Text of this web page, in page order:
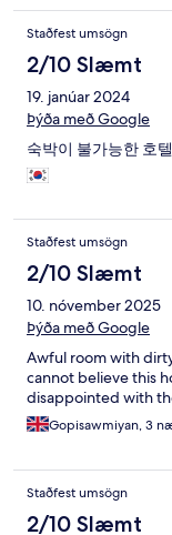
Staðfest umsögn
2/10 Slæmt
19. janúar 2024
Þýða með Google
숙박이 불가능한 호텔
Staðfest umsögn
2/10 Slæmt
10. nóvember 2025
Þýða með Google
Awful room with
cannot believe this
disappointed with
Gopisawmiyan, 3
Staðfest umsögn
2/10 Slæmt